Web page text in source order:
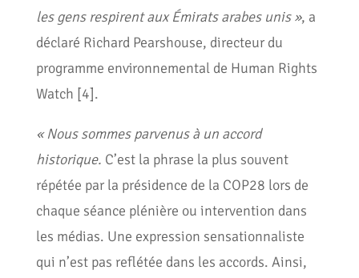
les gens respirent aux Émirats arabes unis », a
déclaré Richard Pearshouse, directeur du
programme environnemental de Human Rights
Watch [4].
« Nous sommes parvenus à un accord
historique. C’est la phrase la plus souvent
répétée par la présidence de la COP28 lors de
chaque séance plénière ou intervention dans
les médias. Une expression sensationnaliste
qui n’est pas reflétée dans les accords. Ainsi,